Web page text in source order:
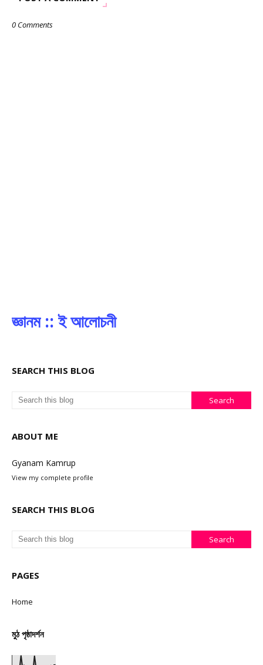
0 Comments
জ্ঞানম :: ই আলোচনী
SEARCH THIS BLOG
ABOUT ME
Gyanam Kamrup
View my complete profile
SEARCH THIS BLOG
PAGES
Home
মুঠ পৃষ্ঠাদৰ্শন